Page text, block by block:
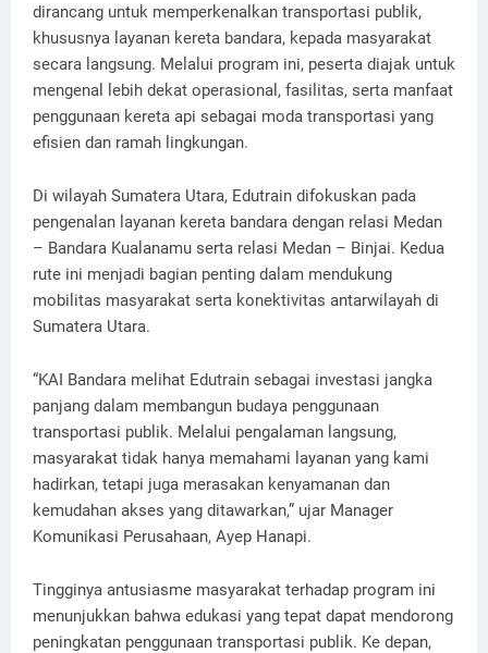
dirancang untuk memperkenalkan transportasi publik,
khususnya layanan kereta bandara, kepada masyarakat
secara langsung. Melalui program ini, peserta diajak untuk
mengenal lebih dekat operasional, fasilitas, serta manfaat
penggunaan kereta api sebagai moda transportasi yang
efisien dan ramah lingkungan.
Di wilayah Sumatera Utara, Edutrain difokuskan pada
pengenalan layanan kereta bandara dengan relasi Medan
– Bandara Kualanamu serta relasi Medan – Binjai. Kedua
rute ini menjadi bagian penting dalam mendukung
mobilitas masyarakat serta konektivitas antarwilayah di
Sumatera Utara.
“KAI Bandara melihat Edutrain sebagai investasi jangka
panjang dalam membangun budaya penggunaan
transportasi publik. Melalui pengalaman langsung,
masyarakat tidak hanya memahami layanan yang kami
hadirkan, tetapi juga merasakan kenyamanan dan
kemudahan akses yang ditawarkan,” ujar Manager
Komunikasi Perusahaan, Ayep Hanapi.
Tingginya antusiasme masyarakat terhadap program ini
menunjukkan bahwa edukasi yang tepat dapat mendorong
peningkatan penggunaan transportasi publik. Ke depan,